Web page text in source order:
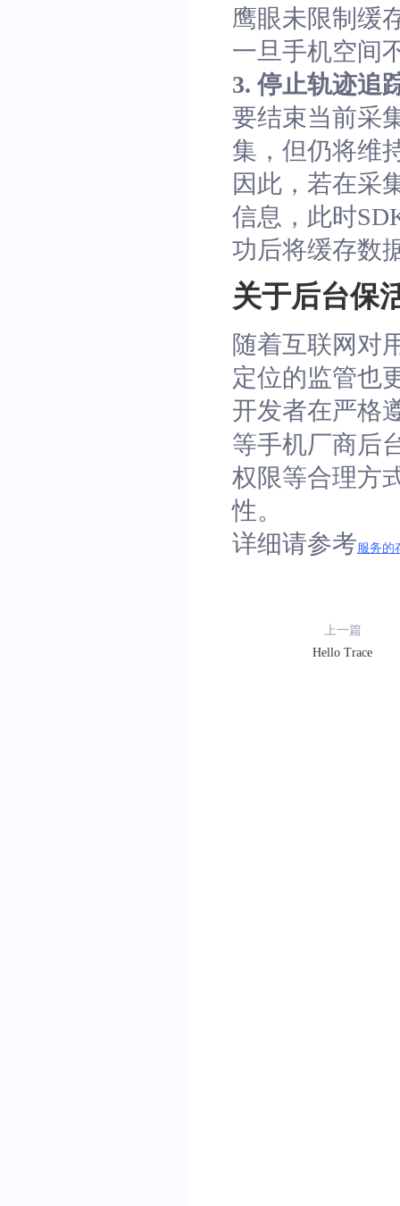
鹰眼未限制缓
一旦手机空间
3. 停止轨迹追
要结束当前采
集，但仍将维
因此，若在采
信息，此时
功后将缓存数
关于后台保
随着互联网对
定位的监管也
开发者在严格
等手机厂商后
权限等合理方
性。
详细请参考服务的
上一篇
Hello Trace